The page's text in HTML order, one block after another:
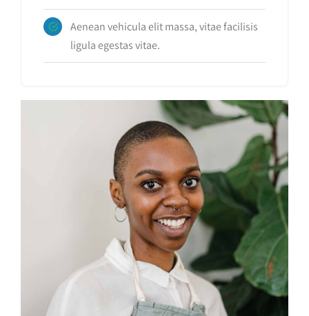
Aenean vehicula elit massa, vitae facilisis
ligula egestas vitae.